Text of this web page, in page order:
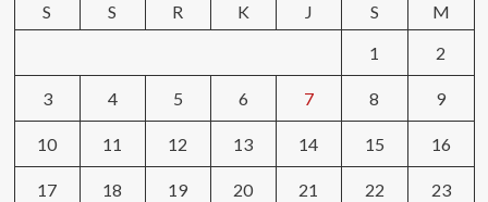
S
S R K J S
M
1
2
3 4 5 6 7 8 9
10 11 12 13 14 15 16
17 18 19 20 21 22 23